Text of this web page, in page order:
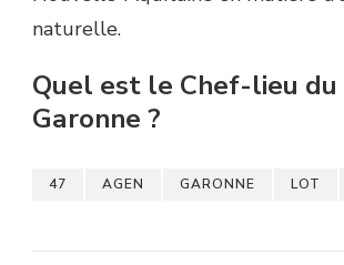
naturelle.
Quel est le Chef-lieu
Garonne ?
47 AGEN GARONNE LOT